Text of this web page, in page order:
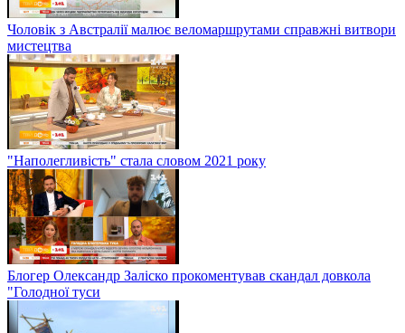
Чоловік з Австралії малює веломаршрутами справжні витвори
мистецтва
"Наполегливість" стала словом 2021 року
Блогер Олександр Заліско прокоментував скандал довкола
"Голодної туси